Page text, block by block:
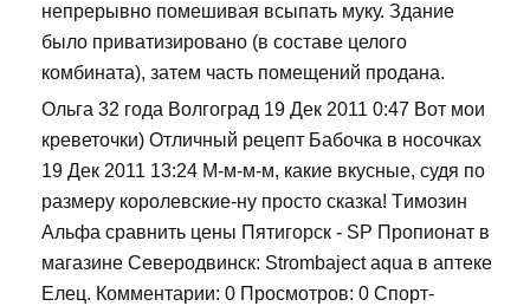
непрерывно помешивая всыпать муку. Здание
было приватизировано (в составе целого
комбината), затем часть помещений продана.
Ольга 32 года Волгоград 19 Дек 2011 0:47 Вот мои
креветочки) Отличный рецепт Бабочка в носочках
19 Дек 2011 13:24 М-м-м-м, какие вкусные, судя по
размеру королевские-ну просто сказка! Tимозин
Альфа сравнить цены Пятигорск - SP Пропионат в
магазине Северодвинск: Strombaject aqua в аптеке
Елец. Комментарии: 0 Просмотров: 0 Спорт-